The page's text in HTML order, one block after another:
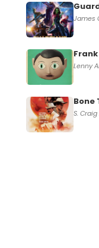
James
Frank
Lenny
Bone
S.